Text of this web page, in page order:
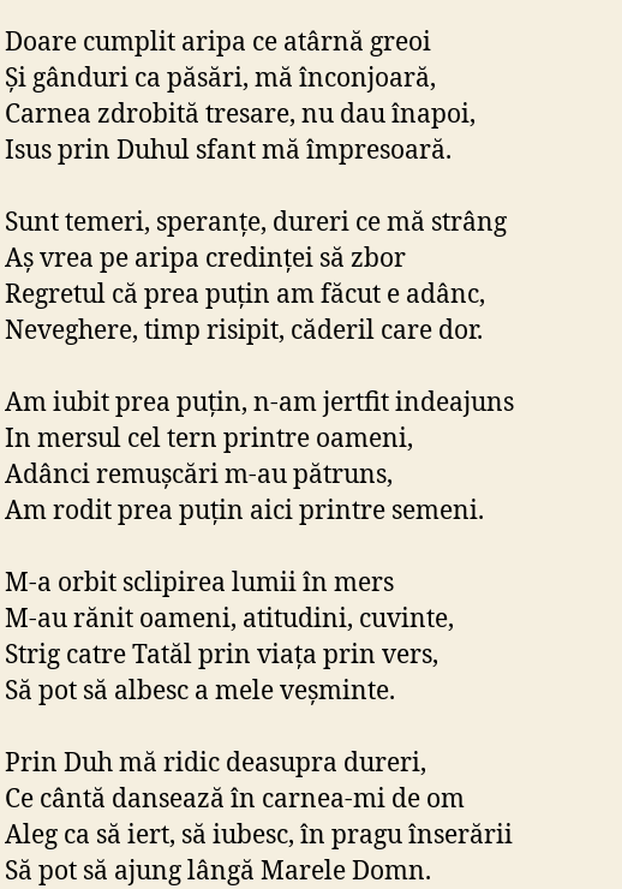
Doare cumplit aripa ce atârnă greoi
Și gânduri ca păsări, mă înconjoară,
Carnea zdrobită tresare, nu dau înapoi,
Isus prin Duhul sfant mă împresoară.
Sunt temeri, speranțe, dureri ce mă strâng
Aș vrea pe aripa credinței să zbor
Regretul că prea puțin am făcut e adânc,
Neveghere, timp risipit, căderil care dor.
Am iubit prea puțin, n-am jertfit indeajuns
In mersul cel tern printre oameni,
Adânci remușcări m-au pătruns,
Am rodit prea puțin aici printre semeni.
M-a orbit sclipirea lumii în mers
M-au rănit oameni, atitudini, cuvinte,
Strig catre Tatăl prin viața prin vers,
Să pot să albesc a mele veșminte.
Prin Duh mă ridic deasupra dureri,
Ce cântă dansează în carnea-mi de om
Aleg ca să iert, să iubesc, în pragu înserării
Să pot să ajung lângă Marele Domn.